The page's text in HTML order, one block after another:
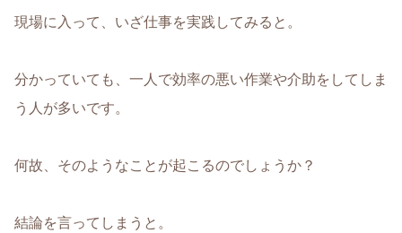
現場に入って、いざ仕事を実践してみると。
分かっていても、一人で効率の悪い作業や介助をしてしま
う人が多いです。
何故、そのようなことが起こるのでしょうか？
結論を言ってしまうと。